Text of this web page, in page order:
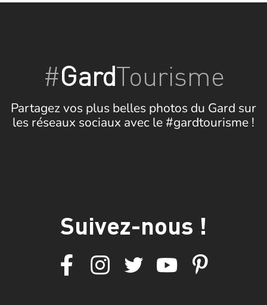
#GardTourisme
Partagez vos plus belles photos du Gard sur
les réseaux sociaux avec le #gardtourisme !
Suivez-nous !